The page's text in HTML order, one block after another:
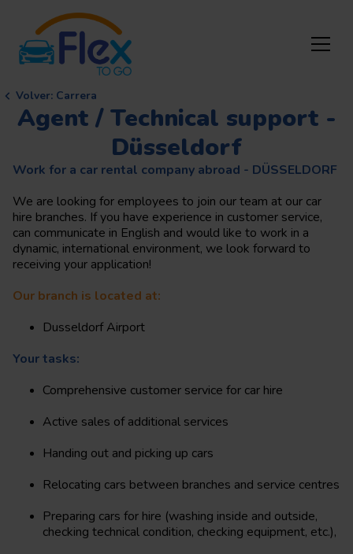
Volver: Carrera
Agent / Technical support -
Düsseldorf
Work for a car rental company abroad - DÜSSELDORF
We are looking for employees to join our team at our car
hire branches. If you have experience in customer service,
can communicate in English and would like to work in a
dynamic, international environment, we look forward to
receiving your application!
Our branch is located at:
Dusseldorf Airport
Your tasks:
Comprehensive customer service for car hire
Active sales of additional services
Handing out and picking up cars
Relocating cars between branches and service centres
Preparing cars for hire (washing inside and outside,
checking technical condition, checking equipment, etc.),